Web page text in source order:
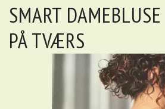
SMART
PÅ TVÆRS